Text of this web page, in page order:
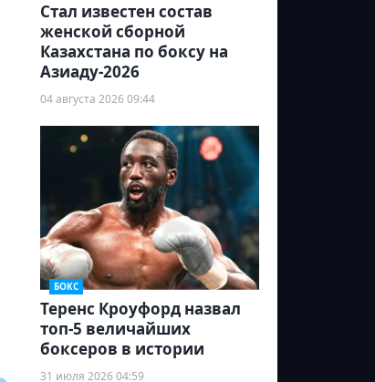
Стал известен состав
женской сборной
Казахстана по боксу на
Азиаду-2026
04 августа 2026 09:44
БОКС
Теренс Кроуфорд назвал
топ-5 величайших
боксеров в истории
31 июля 2026 04:59